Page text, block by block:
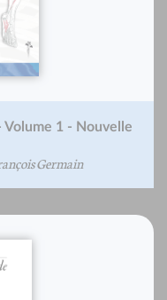
1 - Nouvelle
Germain